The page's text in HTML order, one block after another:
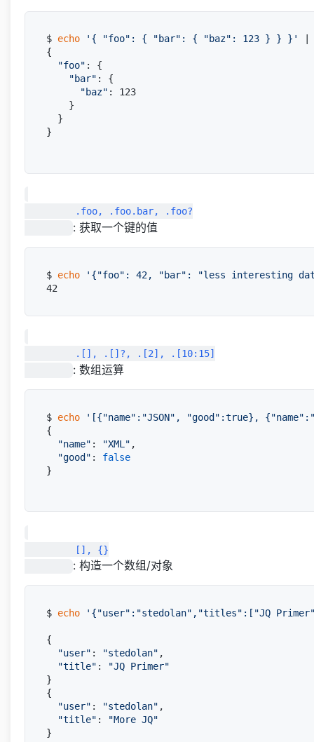
$ echo '{ "foo": { "bar": { "baz": 123 } } }'
{
"foo" : {
"bar" : {
"baz" : 123
    }
  }
}
: 获取一个键的值
$ echo
'{"foo": 42, "bar": "less interesting
: 数组运算
$ echo
'[{"name":"JSON", "good":true},
{
"name" : "XML" ,
"good" : false
}
: 构造一个数组/对象
$ echo '{"user":"stedolan","titles":["JQ
{
"user" : "stedolan" ,
"title" :
"JQ Primer"
}
{
"user" : "stedolan" ,
"title" :
"More JQ"
}